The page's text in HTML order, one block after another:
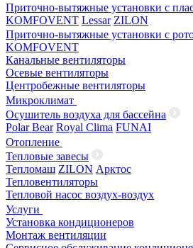
Приточно-вытяжные установки с
KOMFOVENT Lessar ZILON
Приточно-вытяжные установки с
KOMFOVENT
Канальные вентиляторы
Осевые вентиляторы
Центробежные вентиляторы
Микроклимат
Осушитель воздуха для бассейна
Polar Bear Royal Clima FUNAI
Отопление
Тепловые завесы
Тепломаш ZILON Арктос
Тепловентиляторы
Тепловой насос воздух-воздух
Услуги
Установка кондиционеров
Монтаж вентиляции